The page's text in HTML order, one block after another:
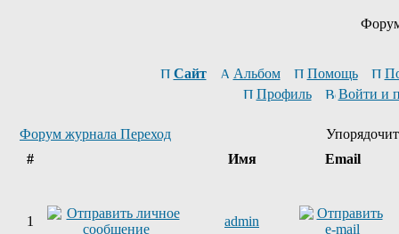
Сайт Альбом Помощь
Профиль
Войти и
Форум журнала Переход
#
Имя Email
1 admin